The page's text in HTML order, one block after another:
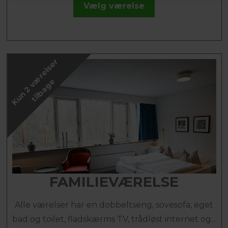
Vælg værelse
K
u
n
2
v
æ
r
e
l
s
e
r
t
i
l
b
a
g
e
FAMILIEVÆRELSE
Alle værelser har en dobbeltseng, sovesofa, eget
bad og toilet, fladskærms TV, trådløst internet og...